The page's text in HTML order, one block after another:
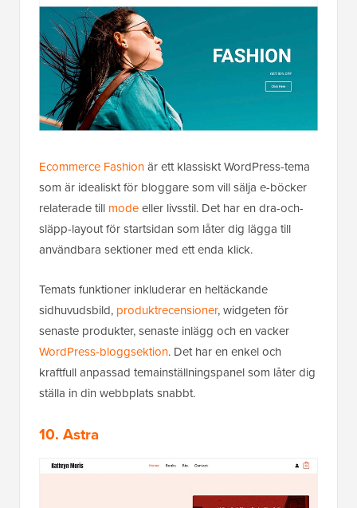
Ecommerce Fashionär ett klassiskt WordPress-tema
som är idealiskt för bloggare som vill sälja e-böcker
relaterade till modeeller livsstil. Det har en dra-och-
släpp-layout för startsidan som låter dig lägga till
användbara sektioner med ett enda klick.
Temats funktioner inkluderar en heltäckande
sidhuvudsbild, produktrecensioner, widgeten för
senaste produkter, senaste inlägg och en vacker
WordPress-bloggsektion. Det har en enkel och
kraftfull anpassad temainställningspanel som låter dig
ställa in din webbplats snabbt.
10. Astra